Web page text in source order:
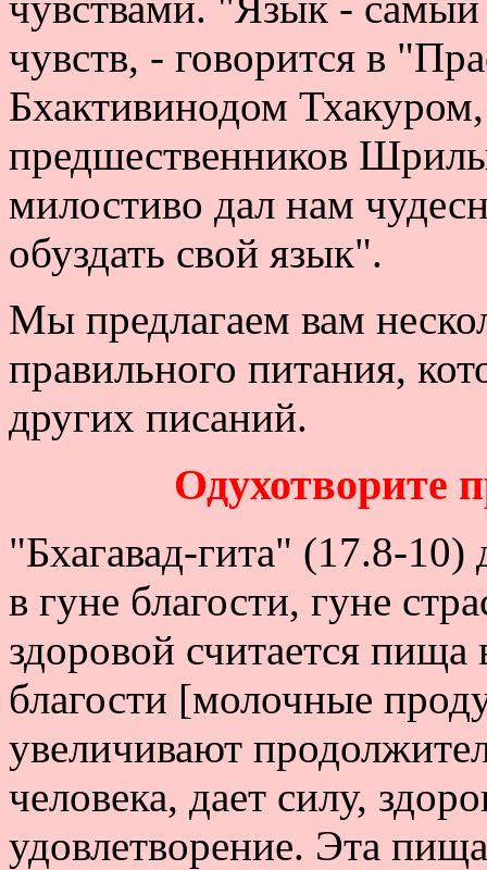
чувств, - говорится в
Бхактивинодом
предшественников
милостиво дал нам
обуздать свой язык".
Мы предлагаем вам
правильного питания,
других писаний.
Одухотворите
"Бхагавад-гита" (17.8-
в гуне благости, гуне
здоровой считается
благости [молочные
увеличивают
человека, дает силу,
удовлетворение. Эта